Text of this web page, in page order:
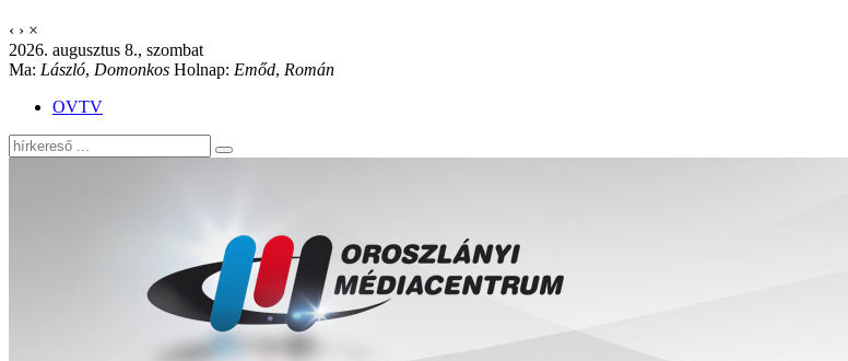
‹ › ×
2026. augusztus 8., szombat
Ma: László, Domonkos Holnap: Emőd, Román
OVTV